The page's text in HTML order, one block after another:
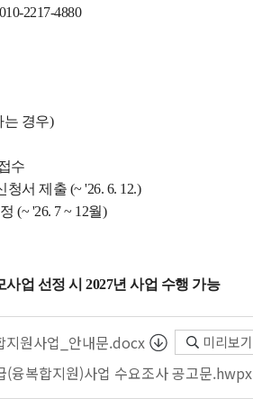
2217-4880
는 경우)
수
서 제출 (~ '26. 6. 12.)
(~ '26. 7 ~ 12월)
업 선정 시 2027년 사업 수행 가능
지원사업_안내문.docx 미리보기
(융복합지원)사업 수요조사 공고문.hwpx